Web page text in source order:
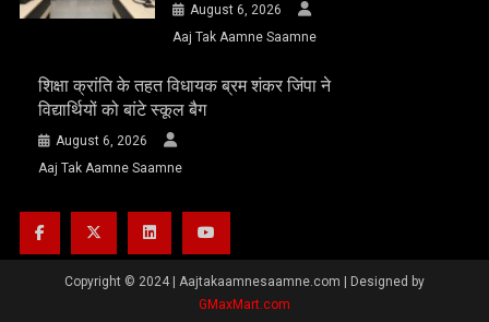
August 6, 2026
Aaj Tak Aamne Saamne
शिक्षा क्रांति के तहत विधायक ब्रम शंकर जिंपा ने
विद्यार्थियों को बांटे स्कूल बैग
August 6, 2026
Aaj Tak Aamne Saamne
Copyright © 2024
Aajtakaamnesaamne.com | Designed by
GMaxMart.com